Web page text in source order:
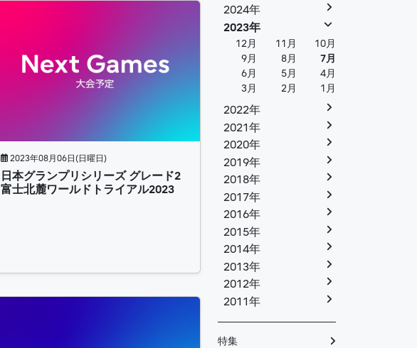
2023年08月06日(日曜日)
日本グランプリシリーズ グレード2
富士北麓ワールドトライアル2023
2024年
2023年
12月 11月
10月
9月
8月
7月
6月
5月
4月
3月
2月 1月
2022年
2021年
2020年
2019年
2018年
2017年
2016年
2015年
2014年
2013年
2012年
2011年
特集